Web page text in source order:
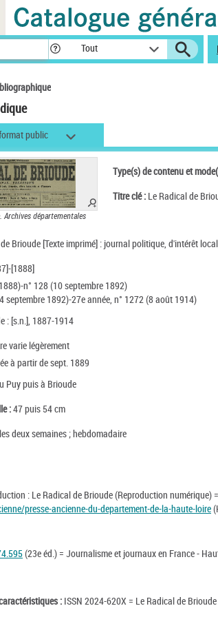
Tout
public
Archives départementales
Type(s) de contenu et
Titre clé : Le Radical de
Brioude [Texte imprimé] : journal politique, d'intérêt
[1888]
n° 128 (10 septembre 1892)
septembre 1892)-27e année, n° 1272 (8 août 1914)
: [s.n.], 1887-1914
varie légèrement
à partir de sept. 1889
Puy puis à Brioude
:47 puis 54 cm
deux semaines ; hebdomadaire
: Le Radical de Brioude (Reproduction numérique)
presse-ancienne-du-departement-de-la-haute-loire
(23e éd.) = Journalisme et journaux en France -
: ISSN 2024-620X = Le Radical de Brioude